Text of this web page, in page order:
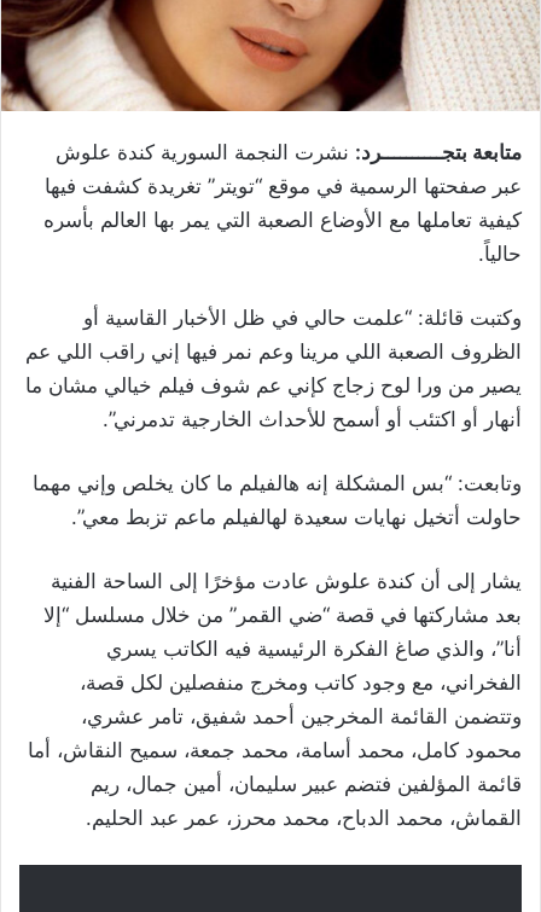
متابعة بتجــــــــــرد: نشرت النجمة السورية كندة علوش
عبر صفحتها الرسمية في موقع “تويتر” تغريدة ‏كشفت فيها
كيفية تعاملها مع الأوضاع الصعبة التي يمر بها العالم بأسره
حالياً.
وكتبت قائلة: “علمت حالي في ظل الأخبار القاسية أو
الظروف الصعبة اللي مرينا وعم نمر فيها إني راقب اللي عم
يصير من ورا لوح زجاج كإني عم شوف فيلم خيالي مشان ما
أنهار أو اكتئب أو أسمح للأحداث الخارجية تدمرني”.
وتابعت: “بس المشكلة إنه هالفيلم ما كان يخلص وإني مهما
حاولت أتخيل نهايات سعيدة لهالفيلم ماعم تزبط معي”.
يشار إلى أن كندة علوش عادت مؤخرًا إلى الساحة الفنية
بعد مشاركتها في قصة “ضي القمر” من خلال مسلسل “إلا
أنا”، والذي صاغ الفكرة الرئيسية فيه الكاتب يسري
الفخراني، مع وجود كاتب ومخرج منفصلين لكل قصة،
وتتضمن القائمة المخرجين أحمد شفيق، تامر عشري،
محمود ‏كامل، محمد أسامة، محمد جمعة، سميح النقاش، أما
قائمة المؤلفين فتضم عبير سليمان، أمين جمال، ريم
القماش، محمد الدباح، محمد محرز، ‏عمر عبد الحليم‎.